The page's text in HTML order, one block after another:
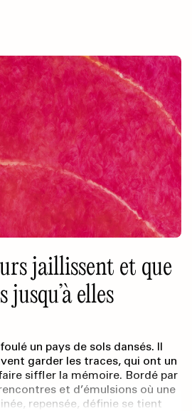
jaillissent et que
elles
un pays de sols dansés. Il
garder les traces, qui ont un
siffler la mémoire. Bordé par
et d’émulsions où une
repensée, définie se tient